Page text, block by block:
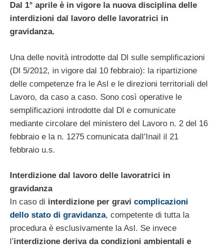
Dal 1° aprile è in vigore la nuova disciplina delle
interdizioni dal lavoro delle lavoratrici in
gravidanza.
Una delle novità introdotte dal Dl sulle semplificazioni
(Dl 5/2012, in vigore dal 10 febbraio): la ripartizione
delle competenze fra le Asl e le direzioni territoriali del
Lavoro, da caso a caso. Sono così operative le
semplificazioni introdotte dal Dl e comunicate
mediante circolare del ministero del Lavoro n. 2 del 16
febbraio e la n. 1275 comunicata dall’Inail il 21
febbraio u.s.
Interdizione dal lavoro delle lavoratrici in
gravidanza
In caso di interdizione per gravi complicazioni
dello stato di gravidanza, competente di tutta la
procedura è esclusivamente la Asl. Se invece
l’interdizione deriva da condizioni ambientali e